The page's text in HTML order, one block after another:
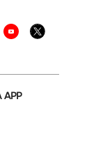
APP